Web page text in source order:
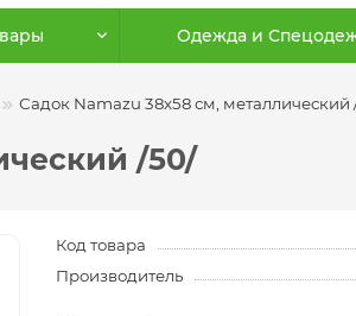
Одежда и
Садок Namazu 38х58 см, металлический
/50/
Код товара
Производитель